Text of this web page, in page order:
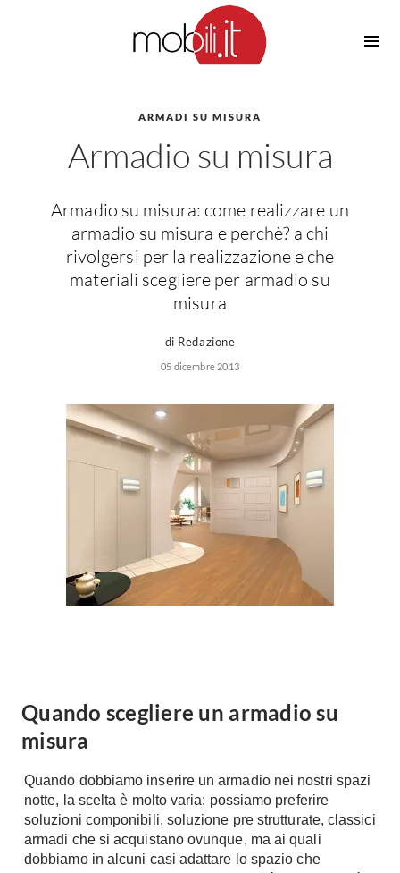
Cucine Design
Cucine Moderne
Cucine Country
Cucine Monoblocco
Consigli Cucine
Attrezzature Interne
Forni
Cappe
Lavastoviglie
Lavatrici
Casalinghi
Soggiorno
Mobili Soggiorno
Librerie
Vetrine
Pareti Attrezzate
Porta Tv
Irrigazione
Casette in Legno
Ombrelloni
Giardinaggio
Faretti
Applique
Plafoniere
Riscaldamento
Caminetti
Stufe
Radiatori
Deumidificatori
Chiller
Pompe di calore
ARMADI SU MISURA
Armadio su misura
Armadio su misura: come realizzare un
armadio su misura e perchè? a chi
rivolgersi per la realizzazione e che
materiali scegliere per armadio su
misura
di Redazione
05 dicembre 2013
Quando scegliere un armadio su
misura
Quando dobbiamo inserire un armadio nei nostri spazi
notte, la scelta è molto varia: possiamo preferire
soluzioni componibili, soluzione pre strutturate, classici
armadi che si acquistano ovunque, ma ai quali
dobbiamo in alcuni casi adattare lo spazio che